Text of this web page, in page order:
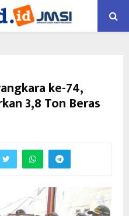
ke-74,
3,8 Ton Beras